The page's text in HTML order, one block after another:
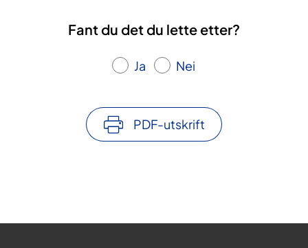
Fant du det du lette etter?
Ja Nei
PDF-utskrift